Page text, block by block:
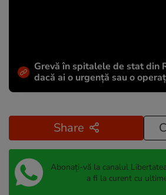
Grevă în spitalele de stat din
dacă ai o urgență sau o
Share
Abonați-vă la canalul
a fi la curent cu